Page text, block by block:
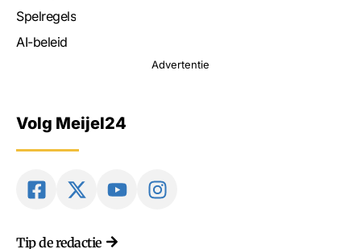
Spelregels
AI-beleid
Advertentie
Volg Meijel24
Tip de redactie